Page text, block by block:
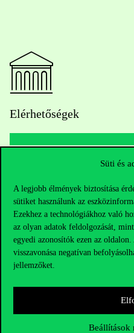
Süti és
A legjobb élmények biztosítása
sütiket használunk az
Ezekhez a technológiákhoz való
az olyan adatok feldolgozását,
egyedi azonosítók ezen az
visszavonása negatívan
jellemzőket.
Beállítások
Elérhetőségek
+36 1 482 5000
Kérdésed van a felvételivel
Oktatói elérhetőségek
HUB jelenlegi hallgatóinknak